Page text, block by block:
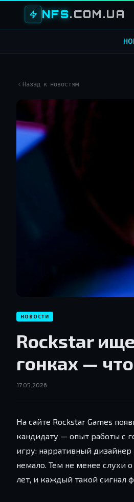
NFS.COM.UA
Назад к новостям
НОВОСТИ
Rockstar
гонках —
17.05.2026
На сайте Rockstar Games
кандидату — опыт работы с
игру: нарративный дизайнер
немало. Тем не менее слухи
лет, и каждый такой сигнал